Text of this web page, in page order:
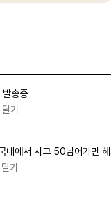
발송중
기
내에서 사고 50넘어가면
기